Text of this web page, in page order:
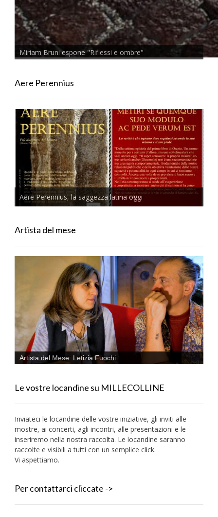
Miriam Bruni espone "Riflessi e ombre"
Aere Perennius
Aere Perennius, la saggezza latina oggi
Artista del mese
Artista del Mese: Letizia Fuochi
Le vostre locandine su MILLECOLLINE
Inviateci le locandine delle vostre iniziative, gli inviti alle
mostre, ai concerti, agli incontri, alle presentazioni e le
inseriremo nella nostra raccolta. Le locandine saranno
raccolte e visibili a tutti con un semplice click.
Vi aspettiamo.
Per contattarci cliccate ->